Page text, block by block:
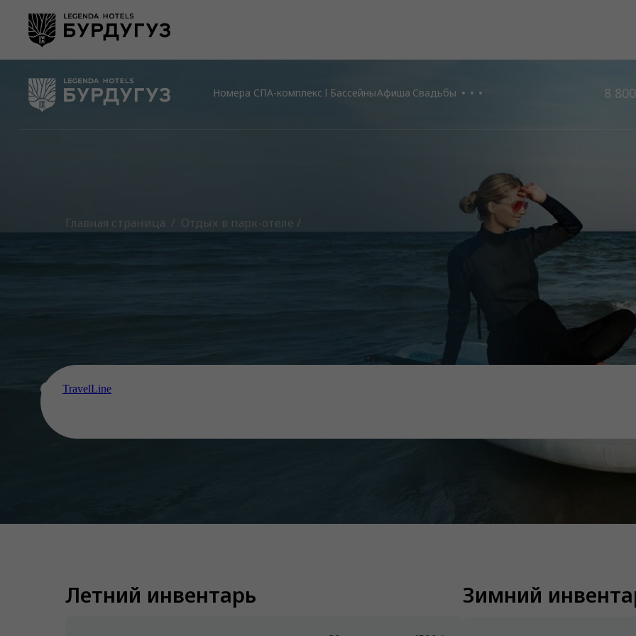
/
Главная страница Отдых в парк-отеле /
Номера СПА-комплекс l БассейныАфиша Свадьбы 8
TravelLine
Летний инвентарь Зимний